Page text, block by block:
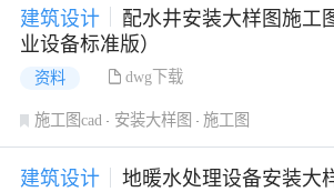
建筑设计
配水井安装大样图施工
业设备标准版）
资料 dwg下载
施工图cad 安装大样图 施工图
建筑设计
地暖水处理设备安装大